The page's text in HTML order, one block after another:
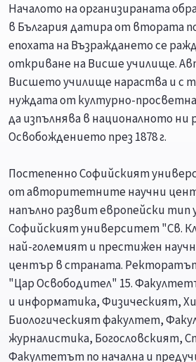
Началото на организираната
в България датира от втората
епохата на Възраждането се
откриване на Висше училище.
Висшето училище нараства и с
нуждата от културно-
да изпълнява в националното ни
Освобождението през 1878 г.
Постепенно Софийският
от авторитетните научни
напълно развит европейски
Софийският университет "Св.
най-големият и престижен
център в страната. Ректоратът
"Цар Освободител" 15.
и информатика, Физическият,
Биологическият факултет,
журналистика, Богословският,
Факултетът по начална и